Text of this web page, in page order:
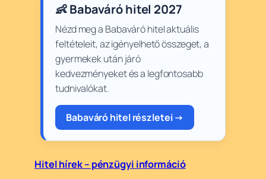
👶 Babaváró hitel 2027
Nézd meg a Babaváró hitel aktuális
feltételeit, az igényelhető összeget, a
gyermekek után járó
kedvezményeket és a legfontosabb
tudnivalókat.
Babaváró hitel részletei →
Hitel hírek – pénzügyi információ